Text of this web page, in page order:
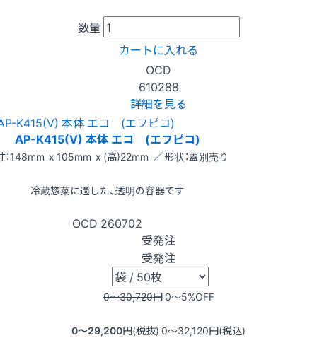
数量
カートに入れる
OCD
610288
詳細を見る
AP-K415(V) 本体 エコ (エフピコ)
：148mm x 105mm x (高)22mm ／ 形状：蓋別売り
冷蔵惣菜に適した、透明の容器です
OCD 260702
受発注
受発注
0〜30,720円0〜5%OFF
0〜29,200円(税抜) 0〜32,120円(税込)